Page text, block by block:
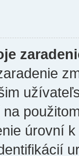
úrovní